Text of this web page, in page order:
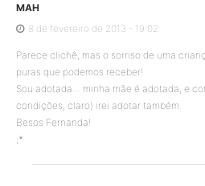
MAH
8 de fevereiro de 2013 - 19:02
Parece clichê, mas o sorriso de uma
puras que podemos receber!
Sou adotada… minha mãe é adotada, e
condições, claro) irei adotar também.
Besos Fernanda!
;*